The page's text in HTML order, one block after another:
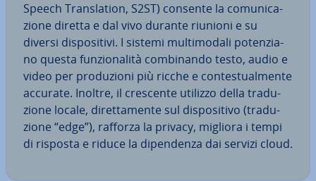
Speech Trans­la­tion, S2ST) consente la co­mu­ni­ca­
zio­ne diretta e dal vivo durante riunioni e su
diversi di­spo­si­ti­vi. I sistemi mul­ti­mo­da­li po­ten­zia­
no questa fun­zio­na­li­tà com­bi­nan­do testo, audio e
video per pro­du­zio­ni più ricche e con­te­stual­men­te
accurate. Inoltre, il crescente utilizzo della tra­du­
zio­ne locale, di­ret­ta­men­te sul di­spo­si­ti­vo (tra­du­
zio­ne “edge”), rafforza la privacy, migliora i tempi
di risposta e riduce la di­pen­den­za dai servizi cloud.